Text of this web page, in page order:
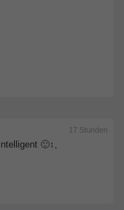
🙂‍↕️,
17 Stunden